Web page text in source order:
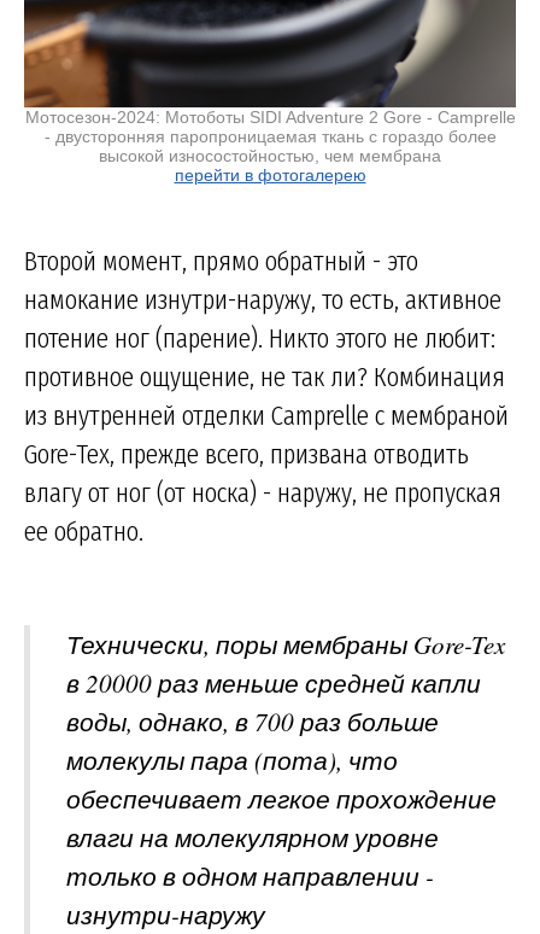
Мотосезон-2024: Мотоботы SIDI Adventure 2 Gore - Camprelle
- двусторонняя паропроницаемая ткань с гораздо более
высокой износостойностью, чем мембрана
перейти в фотогалерею
Второй момент, прямо обратный - это
намокание изнутри-наружу, то есть, активное
потение ног (парение). Никто этого не любит:
противное ощущение, не так ли? Комбинация
из внутренней отделки Camprelle с мембраной
Gore-Tex, прежде всего, призвана отводить
влагу от ног (от носка) - наружу, не пропуская
ее обратно.
Технически, поры мембраны Gore-Tex
в 20000 раз меньше средней капли
воды, однако, в 700 раз больше
молекулы пара (пота), что
обеспечивает легкое прохождение
влаги на молекулярном уровне
только в одном направлении -
изнутри-наружу